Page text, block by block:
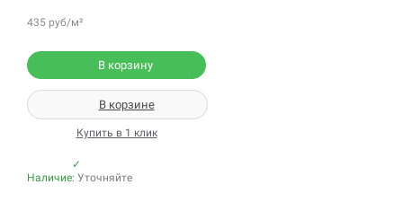
435 руб/м²
В корзину
В корзине
Купить в 1 клик
✓
Наличие: Уточняйте